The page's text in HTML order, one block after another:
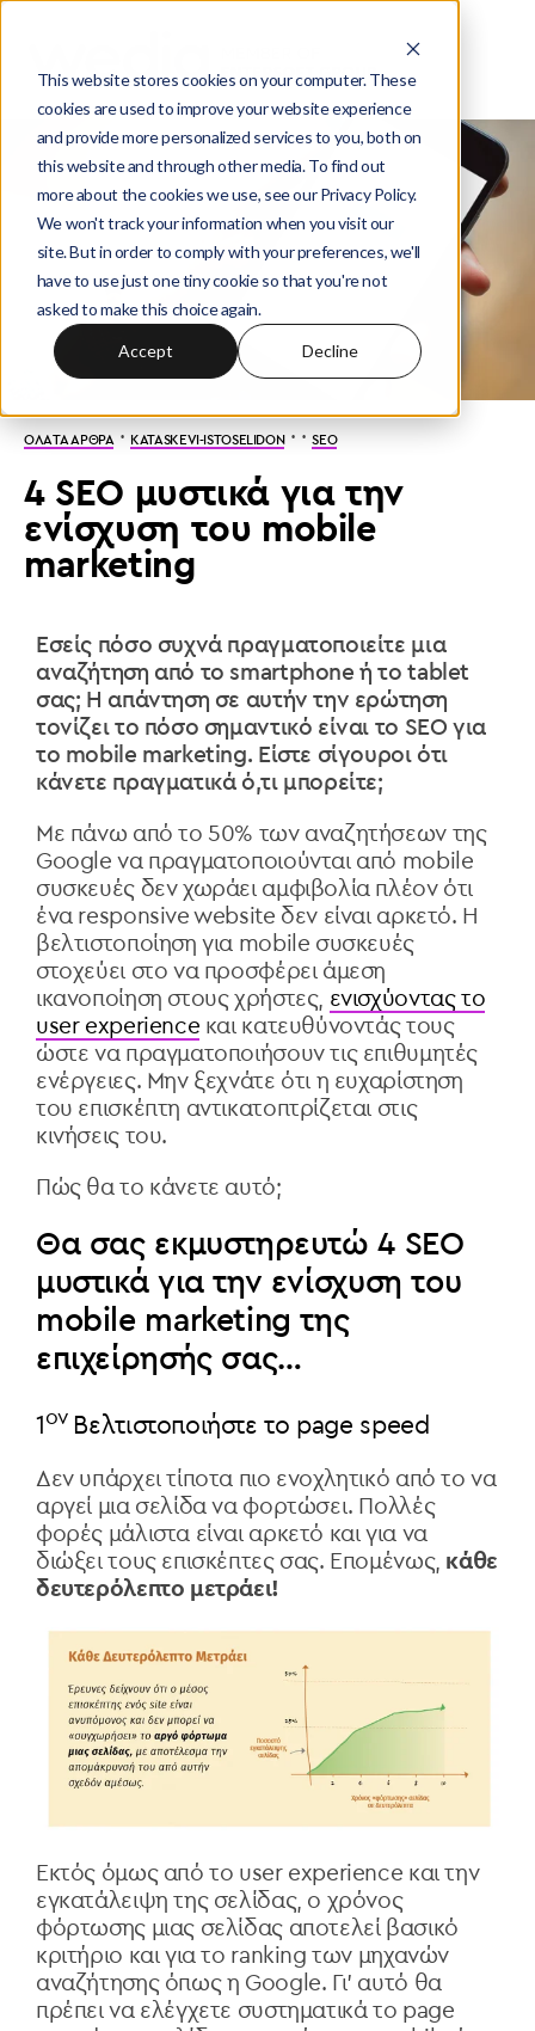
This website stores cookies on your computer. These
cookies are used to improve your website experience
and provide more personalized services to you, both on
this website and through other media. To find out
more about the cookies we use, see our Privacy Policy.
We won't track your information when you visit our
site. But in order to comply with your preferences, we'll
have to use just one tiny cookie so that you're not
asked to make this choice again.
Accept Decline
ΟΛΑ ΤΑ ΑΡΘΡΑ· KATASKEVI-ISTOSELIDON· ·SEO
4 SEO μυστικά για την
ενίσχυση του mobile
marketing
Εσείς πόσο συχνά πραγματοποιείτε μια
αναζήτηση από το smartphoneή τοtablet
σας; Η απάντηση σε αυτήν την ερώτηση
τονίζει το πόσο σημαντικό είναι το SEOγια
τo mobile marketing. Είστε σίγουροι ότι
κάνετε πραγματικά ό,τι μπορείτε;
Με πάνω από το 50% των αναζητήσεων της
Googleνα πραγματοποιούνται από mobile
συσκευές δεν χωράει αμφιβολία πλέον ότι
ένα responsive website δεν είναι αρκετό. Η
βελτιστοποίηση για mobile συσκευές
στοχεύει στο να προσφέρει άμεση
ικανοποίηση στους χρήστες, ενισχύοντας το
user experience και κατευθύνοντάς τους
ώστε να πραγματοποιήσουν τις επιθυμητές
ενέργειες. Μην ξεχνάτε ότι η ευχαρίστηση
του επισκέπτη αντικατοπτρίζεται στις
κινήσεις του.
Πώς θα το κάνετε αυτό;
Θα σας εκμυστηρευτώ 4 SEO
μυστικά για την ενίσχυση του
mobile marketing της
επιχείρησής σας…
1 ον Βελτιστοποιήστε το page speed
Δεν υπάρχει τίποτα πιο ενοχλητικό από το να
αργεί μια σελίδα να φορτώσει. Πολλές
φορές μάλιστα είναι αρκετό και για να
διώξει τους επισκέπτες σας. Επομένως, κάθε
δευτερόλεπτο μετράει!
Εκτός όμως από το user experience και την
εγκατάλειψη της σελίδας, ο χρόνος
φόρτωσης μιας σελίδας αποτελεί βασικό
κριτήριο και για το rankingτων μηχανών
αναζήτησης όπως η Google. Γι’ αυτό θα
πρέπει να ελέγχετε συστηματικά το page